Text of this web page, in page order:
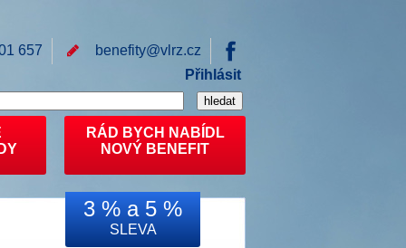
657 benefity@vlrz.cz
Přihlásit
RÁD BYCH NABÍDL
NOVÝ BENEFIT
3 % a 5 %
SLEVA